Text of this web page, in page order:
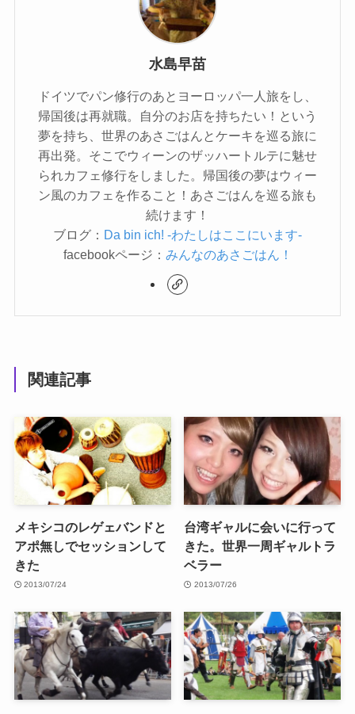
水島早苗
ドイツでパン修行のあとヨーロッパ一人旅をし、
帰国後は再就職。自分のお店を持ちたい！という
夢を持ち、世界のあさごはんとケーキを巡る旅に
再出発。そこでウィーンのザッハートルテに魅せ
られカフェ修行をしました。帰国後の夢はウィー
ン風のカフェを作ること！あさごはんを巡る旅も
続けます！
ブログ： Da bin ich! -わたしはここにいます-
facebookページ： みんなのあさごはん！
関連記事
メキシコのレゲェバンドと
アポ無しでセッションして
きた
2013/07/24
台湾ギャルに会いに行って
きた。世界一周ギャルトラ
ベラー
2013/07/26